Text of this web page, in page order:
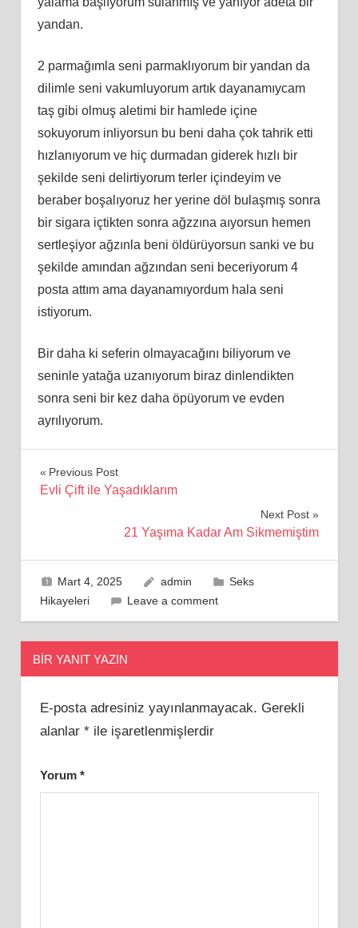
yandan.
2 parmağımla seni parmaklıyorum bir yandan da
dilimle seni vakumluyorum artık dayanamıycam
taş gibi olmuş aletimi bir hamlede içine
sokuyorum inliyorsun bu beni daha çok tahrik etti
hızlanıyorum ve hiç durmadan giderek hızlı bir
şekilde seni delirtiyorum terler içindeyim ve
beraber boşalıyoruz her yerine döl bulaşmış sonra
bir sigara içtikten sonra ağzzına aıyorsun hemen
sertleşiyor ağzınla beni öldürüyorsun sanki ve bu
şekilde amından ağzından seni beceriyorum 4
posta attım ama dayanamıyordum hala seni
istiyorum.
Bir daha ki seferin olmayacağını biliyorum ve
seninle yatağa uzanıyorum biraz dinlendikten
sonra seni bir kez daha öpüyorum ve evden
ayrılıyorum.
Yazı
Previous Post
Evli Çift ile Yaşadıklarım
Next Post
21 Yaşıma Kadar Am Sikmemiştim
Mart 4, 2025 admin
Seks
Hikayeleri
Leave a comment
BIR YANIT YAZIN
E-posta adresiniz yayınlanmayacak. Gerekli
alanlar *ile işaretlenmişlerdir
Yorum *